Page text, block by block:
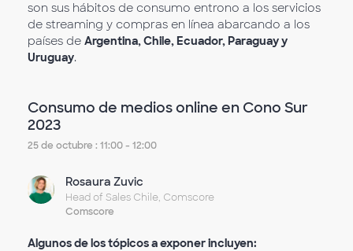
son sus hábitos de consumo entrono a los servicios
de streaming y compras en línea abarcando a los
países de Argentina, Chile, Ecuador, Paraguay y
Uruguay.
Consumo de medios online en Cono Sur
2023
25 de octubre : 11:00 - 12:00
Rosaura Zuvic
Head of Sales Chile, Comscore
Comscore
Algunos de los tópicos a exponer incluyen: